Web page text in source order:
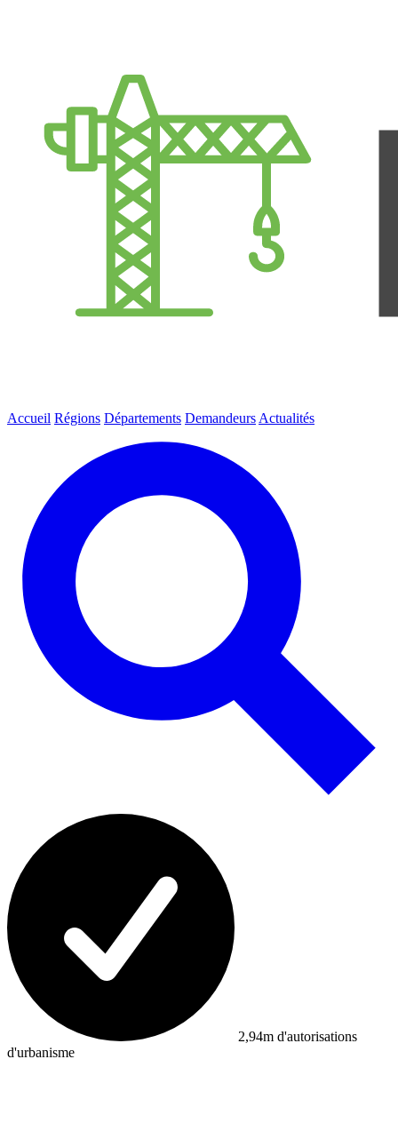
Accueil Régions Départements Demandeurs Actualités
2,94m d'autorisations
d'urbanisme